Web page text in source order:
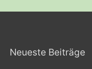
Neueste Beiträge